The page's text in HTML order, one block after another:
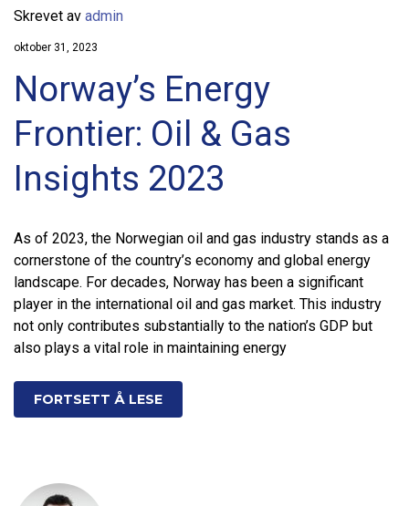
Skrevet av admin
oktober 31, 2023
Norway’s Energy
Frontier: Oil & Gas
Insights 2023
As of 2023, the Norwegian oil and gas industry stands as a
cornerstone of the country’s economy and global energy
landscape. For decades, Norway has been a significant
player in the international oil and gas market. This industry
not only contributes substantially to the nation’s GDP but
also plays a vital role in maintaining energy
FORTSETT Å LESE